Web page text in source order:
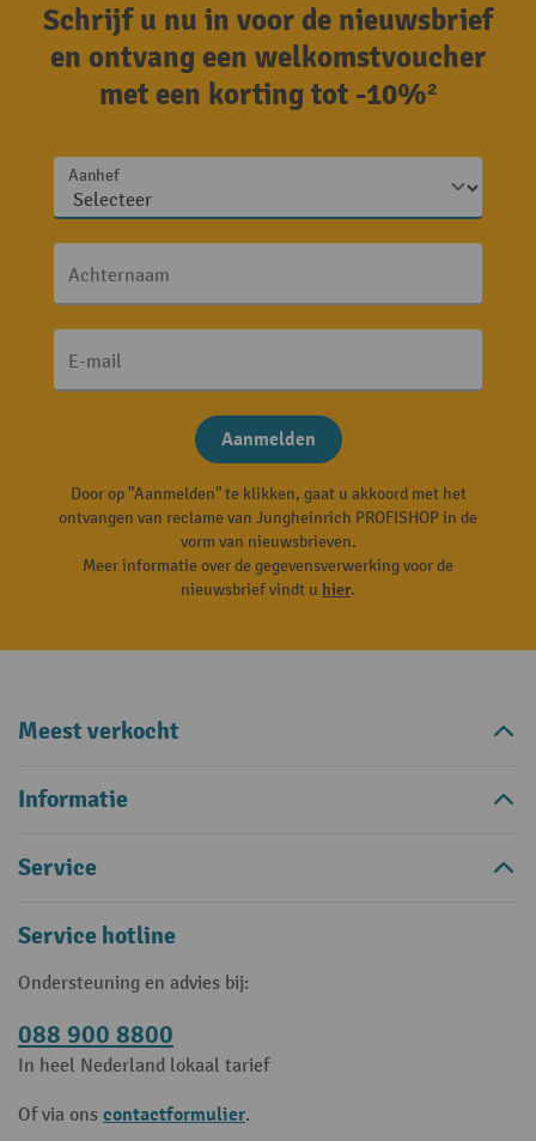
Schrijf u nu in voor de nieuwsbrief
en ontvang een welkomstvoucher
met een korting tot -10%²
Aanhef
Achternaam
E-mail
Aanmelden
Door op "Aanmelden" te klikken, gaat u akkoord met het
ontvangen van reclame van Jungheinrich PROFISHOP in de
vorm van nieuwsbrieven.
Meer informatie over de gegevensverwerking voor de
nieuwsbrief vindt u hier.
Meest verkocht
Informatie
Service
Service hotline
Ondersteuning en advies bij:
088 900 8800
In heel Nederland lokaal tarief
Of via ons contactformulier.